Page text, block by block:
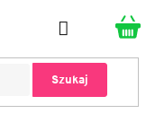
Szukaj